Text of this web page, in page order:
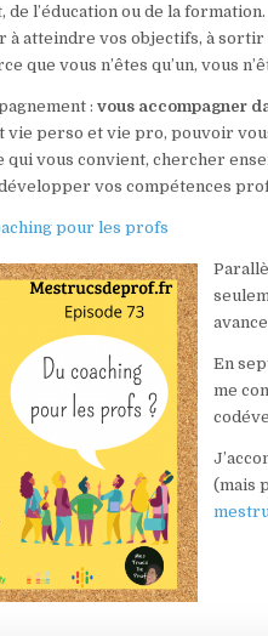
de l’éducation ou de la formation.
à atteindre vos objectifs, à
que vous n’êtes qu’un, vous
:vous accompagner
perso et vie pro, pouvoir
vous convient, chercher
vos compétences
pour les profs
En
me
(mais